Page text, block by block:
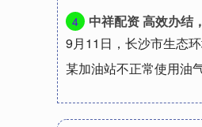
4
中祥配资 高效办结，守
9月11日，长沙市生态
某加油站不正常使用油